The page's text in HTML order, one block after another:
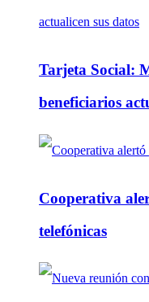
Tarjeta Social:
beneficiarios
Cooperativa
telefónicas